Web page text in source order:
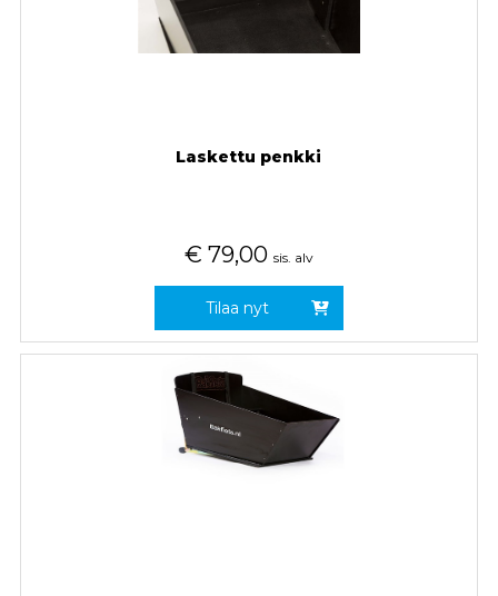
Laskettu penkki
€ 79,00 sis. alv
Tilaa nyt